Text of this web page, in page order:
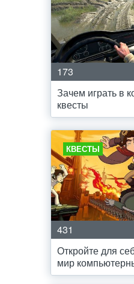
173
Зачем играть в
квесты
КВЕСТЫ
431
Откройте для
мир